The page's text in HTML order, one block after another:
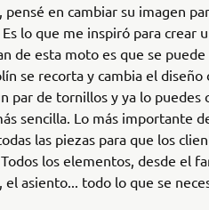
pensé en cambiar su imagen
lo que me inspiró para crear
de esta moto es que se
se recorta y cambia el
par de tornillos y ya lo puedes
sencilla. Lo más importante
las piezas para que los
los elementos, desde el
el asiento... todo lo que se